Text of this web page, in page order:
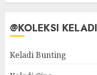
@KOLEKSI KELADI
Keladi Bunting